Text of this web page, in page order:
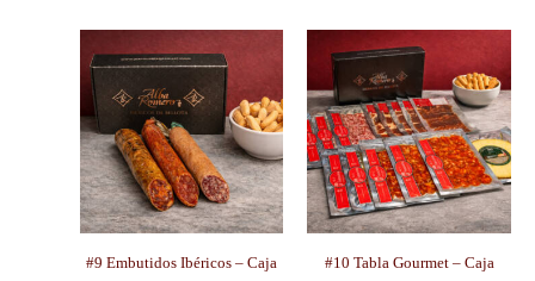
#9 Embutidos Ibéricos – Caja
#10 Tabla Gourmet – Caja